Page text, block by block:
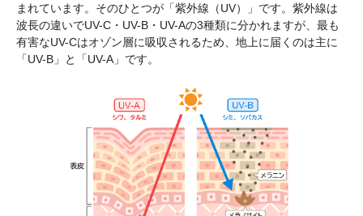
まれています。そのひとつが「紫外線（UV）」です。紫外線は
波長の違いでUV-C・UV-B・UV-Aの3種類に分かれますが、最も
有害なUV-Cはオゾン層に吸収されるため、地上に届くのは主に
「UV-B」と「UV-A」です。